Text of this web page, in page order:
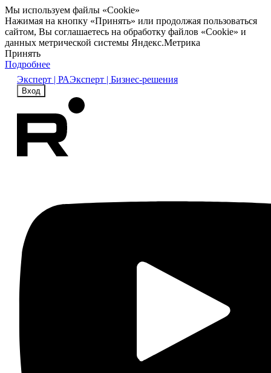
Мы используем файлы «Cookie»
Нажимая на кнопку «Принять» или продолжая пользоваться
сайтом, Вы соглашаетесь на обработку файлов «Cookie» и
данных метрической системы Яндекс.Метрика
Принять
Подробнее
Эксперт | РАЭксперт | Бизнес-решения
Вход